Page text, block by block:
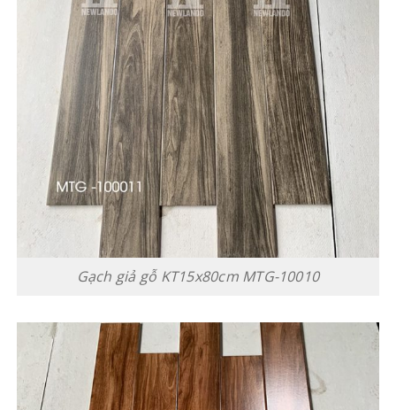
Gạch giả gỗ KT15x80cm MTG-10010